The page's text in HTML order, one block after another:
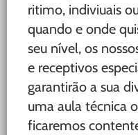
ritimo, indiviuais
quando e onde
seu nível, os
e receptivos
garantirão a sua
uma aula técnica
ficaremos